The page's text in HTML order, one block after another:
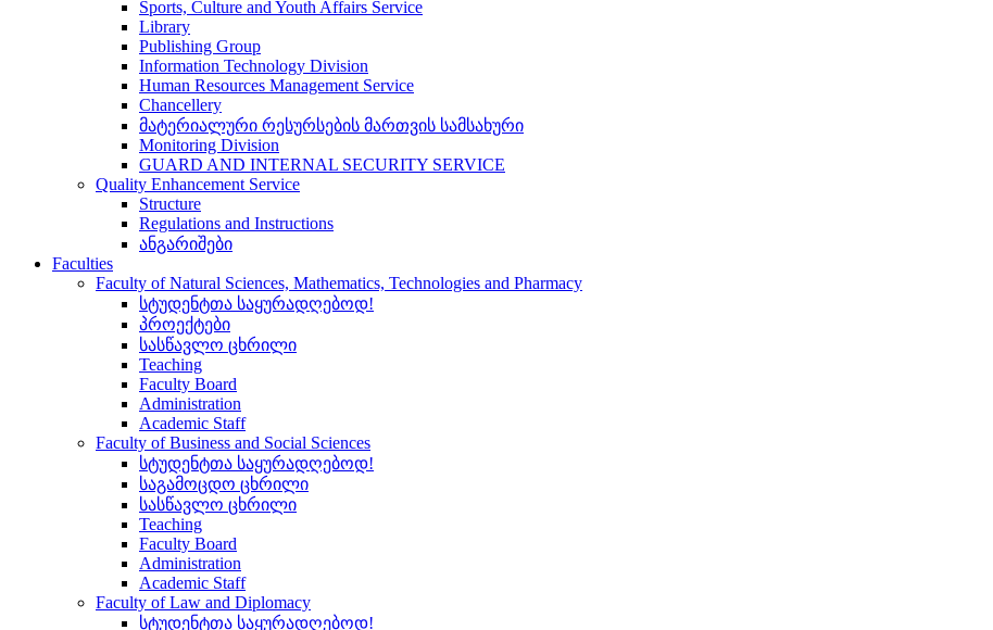
Sports, Culture and Youth Affairs Service
Library
Publishing Group
Information Technology Division
Human Resources Management Service
Chancellery
მატერიალური რესურსების მართვის სამსახური
Monitoring Division
GUARD AND INTERNAL SECURITY SERVICE
Quality Enhancement Service
Structure
Regulations and Instructions
ანგარიშები
Faculties
Faculty of Natural Sciences, Mathematics, Technologies and Pharmacy
სტუდენტთა საყურადღებოდ!
პროექტები
სასწავლო ცხრილი
Teaching
Faculty Board
Administration
Academic Staff
Faculty of Business and Social Sciences
სტუდენტთა საყურადღებოდ!
საგამოცდო ცხრილი
სასწავლო ცხრილი
Teaching
Faculty Board
Administration
Academic Staff
Faculty of Law and Diplomacy
სტუდენტთა საყურადღებოდ!